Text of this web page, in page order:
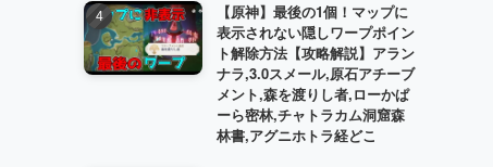
【原神】最後の1個！マップに
表示されない隠しワープポイン
ト解除方法【攻略解説】アラン
ナラ,3.0スメール,原石アチーブ
メント,森を渡りし者,ローかぱ
ーら密林,チャトラカム洞窟森
林書,アグニホトラ経どこ